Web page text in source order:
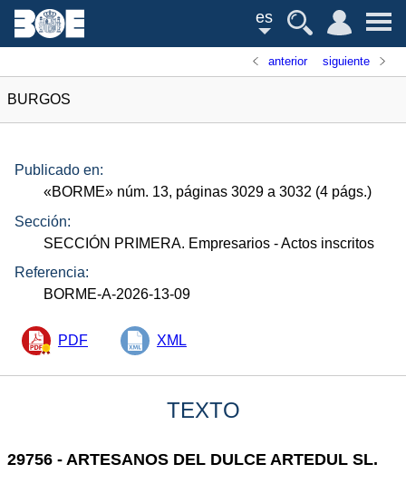
es
anterior siguiente
BURGOS
Publicado en:
«BORME» núm. 13, páginas 3029 a 3032 (4 págs.)
Sección:
SECCIÓN PRIMERA. Empresarios - Actos inscritos
Referencia:
BORME-A-2026-13-09
PDF XML
TEXTO
29756 - ARTESANOS DEL DULCE ARTEDUL SL.